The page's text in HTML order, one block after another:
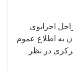
اجرایوی
به اطلاع عموم
در نظر